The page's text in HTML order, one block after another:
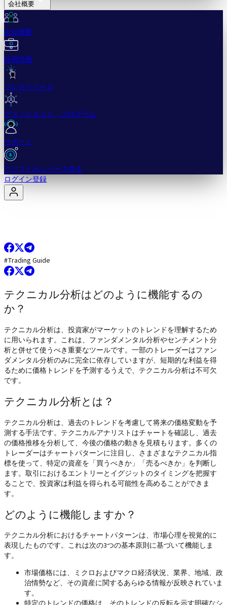
会社概要
会社概要
採用情報
プレスリリース
アフィリエイト・プログラム
サポート
クリプトホッパーで売る
ログイン登録
#Trading Guide
テクニカル分析はどのように機能するの
か？
テクニカル分析は、投資家がマーケットのトレンドを理解するため
に用いられます。これは、ファンダメンタル分析やセンチメント分
析と併せて使うべき重要なツールです。一部のトレーダーはファン
ダメンタル分析のみに完全に依存していますが、短期的な利益を得
るために価格トレンドを予測するうえで、テクニカル分析は不可欠
です。
テクニカル分析とは？
テクニカル分析は、過去のトレンドを考慮して将来の価格変動を予
測する手法です。テクニカルアナリストはチャートを確認し、過去
の価格推移を分析して、今後の価格の動きを見積もります。多くの
トレーダーはチャートパターンに注目し、さまざまなテクニカル指
標を使って、特定の資産を「買うべきか」「売るべきか」を判断し
ます。取引におけるエントリーとイグジットのタイミングを把握す
ることで、投資家は利益を得られる可能性を高めることができま
す。
どのように機能しますか？
テクニカル分析におけるチャートパターンは、市場心理を視覚的に
表現したものです。これは次の3つの基本原則に基づいて機能しま
す。
市場価格には、ミクロおよびマクロ経済状況、業界、地域、政
治情勢など、その資産に関するあらゆる情報が反映されていま
す。